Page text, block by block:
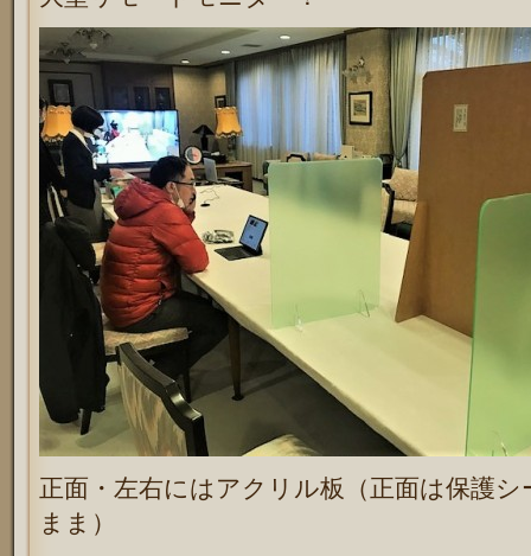
正面・左右にはアクリル板（正面は保護シ
まま）